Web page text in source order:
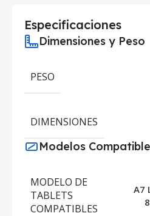
Especificaciones
Dimensiones y Peso
PESO
DIMENSIONES
Modelos
MODELO DE
TABLETS
COMPATIBLES
A7